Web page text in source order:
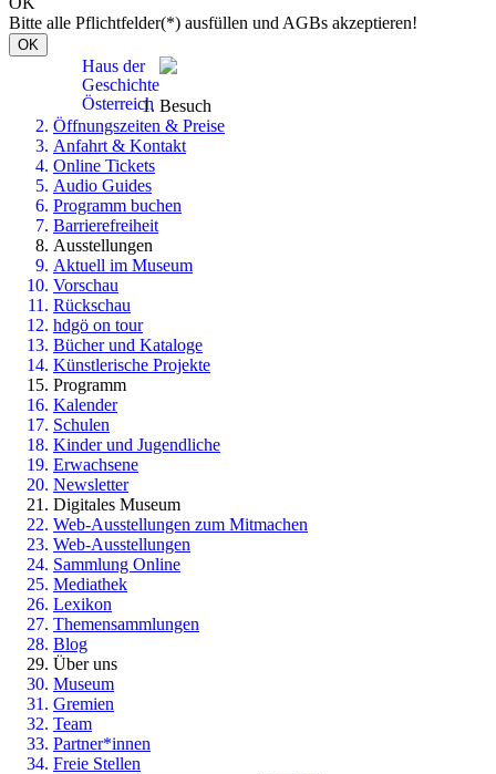
Bitte alle Pflichtfelder(*) ausfüllen und AGBs akzeptieren!
OK
Haus der
Geschichte
Österreich Besuch
Öffnungszeiten & Preise
Anfahrt & Kontakt
Online Tickets
Audio Guides
Programm buchen
Barrierefreiheit
Ausstellungen
Aktuell im Museum
Vorschau
Rückschau
hdgö on tour
Bücher und Kataloge
Künstlerische Projekte
Programm
Kalender
Schulen
Kinder und Jugendliche
Erwachsene
Newsletter
Digitales Museum
Web-Ausstellungen zum Mitmachen
Web-Ausstellungen
Sammlung Online
Mediathek
Lexikon
Themensammlungen
Blog
Über uns
Museum
Gremien
Team
Partner*innen
Freie Stellen